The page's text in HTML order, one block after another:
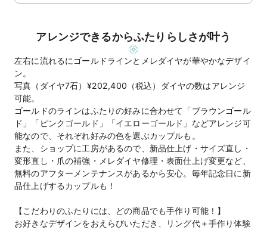
アレンジできるからふたりらしさが叶う
左右に流れるにゴールドラインとメレダイヤが華やかなデザイ
ン。
写真（ダイヤ7石）¥202,400（税込）ダイヤの数はアレンジ
可能。
ゴールドのラインはふたりの好みに合わせて「ブラウンゴール
ド」「ピンクゴールド」「イエローゴールド」などアレンジ可
能なので、それぞれ好みの色を選ぶカップルも。
また、ショップに工房があるので、新品仕上げ・サイズ直し・
変形直し・爪の補強・メレダイヤ修理・表面仕上げ変更など、
無料のアフターメンテナンスがあるから安心。毎年記念日に新
品仕上げするカップルも！
【こだわりのふたりには、どの商品でも手作り可能！】
お好きなデザインをおえらびいただき、リング代＋手作り体験